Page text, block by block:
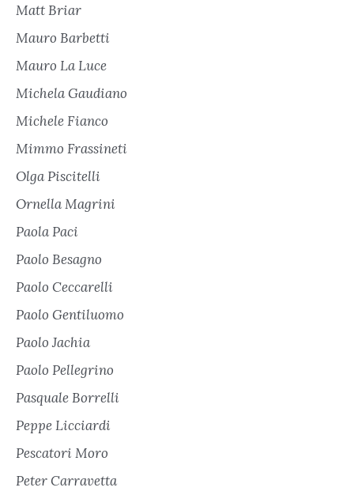
Matt Briar
Mauro Barbetti
Mauro La Luce
Michela Gaudiano
Michele Fianco
Mimmo Frassineti
Olga Piscitelli
Ornella Magrini
Paola Paci
Paolo Besagno
Paolo Ceccarelli
Paolo Gentiluomo
Paolo Jachia
Paolo Pellegrino
Pasquale Borrelli
Peppe Licciardi
Pescatori Moro
Peter Carravetta